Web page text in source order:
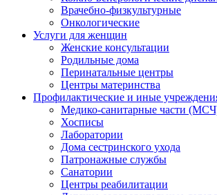
Врачебно-физкультурные
Онкологические
Услуги для женщин
Женские консультации
Родильные дома
Перинатальные центры
Центры материнства
Профилактические и иные
Медико-санитарные части
Хосписы
Лаборатории
Дома сестринского ухода
Патронажные службы
Санатории
Центры реабилитации